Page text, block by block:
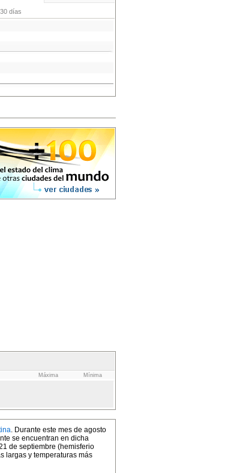
días
Máxima Mínima
. Durante este mes de agosto
se encuentran en dicha
de septiembre (hemisferio
largas y temperaturas más